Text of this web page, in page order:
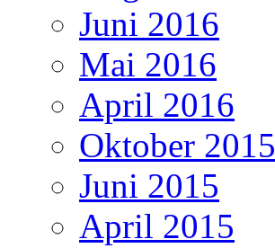
Juni 2016
Mai 2016
April 2016
Oktober 2015
Juni 2015
April 2015